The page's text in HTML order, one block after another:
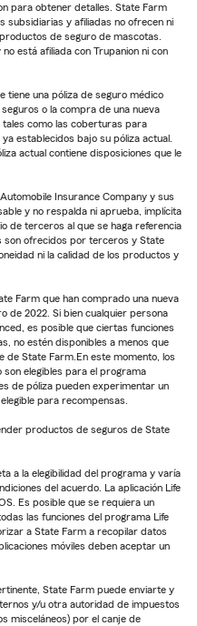
para obtener detalles. State Farm
subsidiarias y afiliadas no ofrecen ni
de seguro de mascotas.
está afiliada con Trupanion ni con
tiene una póliza de seguro médico
o la compra de una nueva
como las coberturas para
establecidos bajo su póliza actual.
actual contiene disposiciones que le
Insurance Company y sus
y no respalda ni aprueba, implícita
de terceros al que se haga referencia
son ofrecidos por terceros y State
ni la calidad de los productos y
Farm que han comprado una nueva
de 2022. Si bien cualquier persona
es posible que ciertas funciones
no estén disponibles a menos que
de State Farm.En este momento, los
son elegibles para el programa
de póliza pueden experimentar un
para recompensas.
productos de seguros de State
a la elegibilidad del programa y varía
del acuerdo. La aplicación Life
Es posible que se requiera un
las funciones del programa Life
a State Farm a recopilar datos
móviles deben aceptar un
State Farm puede enviarte y
y/u otra autoridad de impuestos
misceláneos) por el canje de